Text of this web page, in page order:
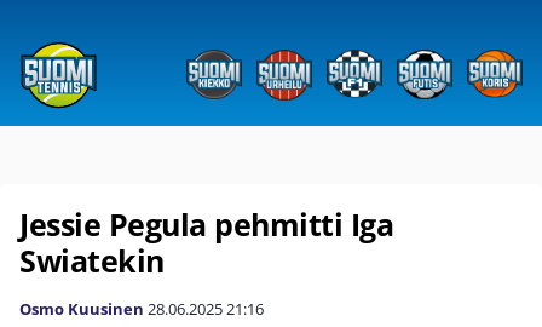
Jessie Pegula pehmitti Iga
Swiatekin
Osmo Kuusinen 28.06.202521:16